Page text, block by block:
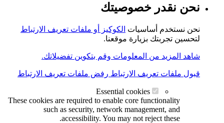
نحن نقدر خصوصيتك
نحن نستخدم أساسيات الكوكيز أو ملفات تعريف الارتباط
لتحسين تجربتك بزيارة موقعنا.
شاهد المزيد من المعلومات وقم بتكوين تفضيلاتك.
قبول ملفات تعريف الارتباط رفض ملفات تعريف الارتباط
Essential cookies
These cookies are required to enable core functionality
such as security, network management, and
accessibility. You may not reject these.